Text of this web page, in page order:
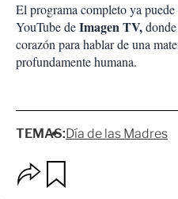
El programa completo ya
YouTube deImagen TV,
corazón para hablar de una
profundamente humana.
TEMAS:Día de las Madres